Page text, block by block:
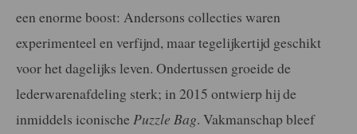
een enorme boost: Andersons collecties waren
experimenteel en verfijnd, maar tegelijkertijd geschikt
voor het dagelijks leven. Ondertussen groeide de
lederwarenafdeling sterk; in 2015 ontwierp hij de
inmiddels iconische Puzzle Bag. Vakmanschap bleef